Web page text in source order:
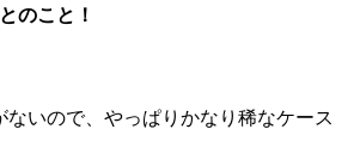
のこと！
ないので、やっぱりかなり稀なケース